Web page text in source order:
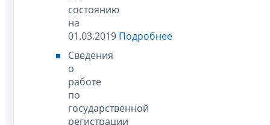
состоянию
на
01.03.2019 Подробнее
Сведения
о
работе
по
государственной
регистрации